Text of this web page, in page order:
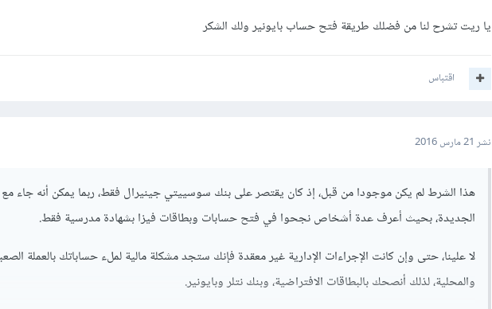
ذلك)، بالإضافة للبطاقات الافتراضية التي تعد طريقة جيدة,
يا ريت تشرح لنا من فضلك طريقة فتح حساب بايونير ولك الشكر
اقتباس
نشر 21 مارس 2016
هذا الشرط لم يكن موجودا من قبل، إذ كان يقتصر على بنك سوسييتي جينيرال فقط، ربما يمكن أنه جاء مع
الجديدة، بحيث أعرف عدة أشخاص نجحوا في فتح حسابات وبطاقات فيزا بشهادة مدرسية فقط.
لا علينا، حتى وإن كانت الإجراءات الإدارية غير معقدة فإنك ستجد مشكلة مالية لملء حساباتك بالعملة
والمحلية، لذلك أنصحك بالبطاقات الافتراضية، وبنك نتلر وبايونير.